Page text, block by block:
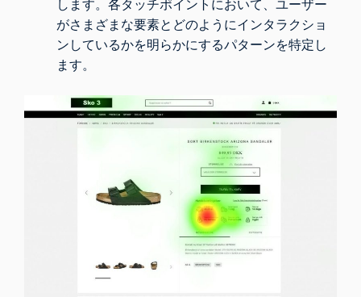
します。各タッチポイントにおいて、ユーザー
がさまざまな要素とどのようにインタラクショ
ンしているかを明らかにするパターンを特定し
ます。